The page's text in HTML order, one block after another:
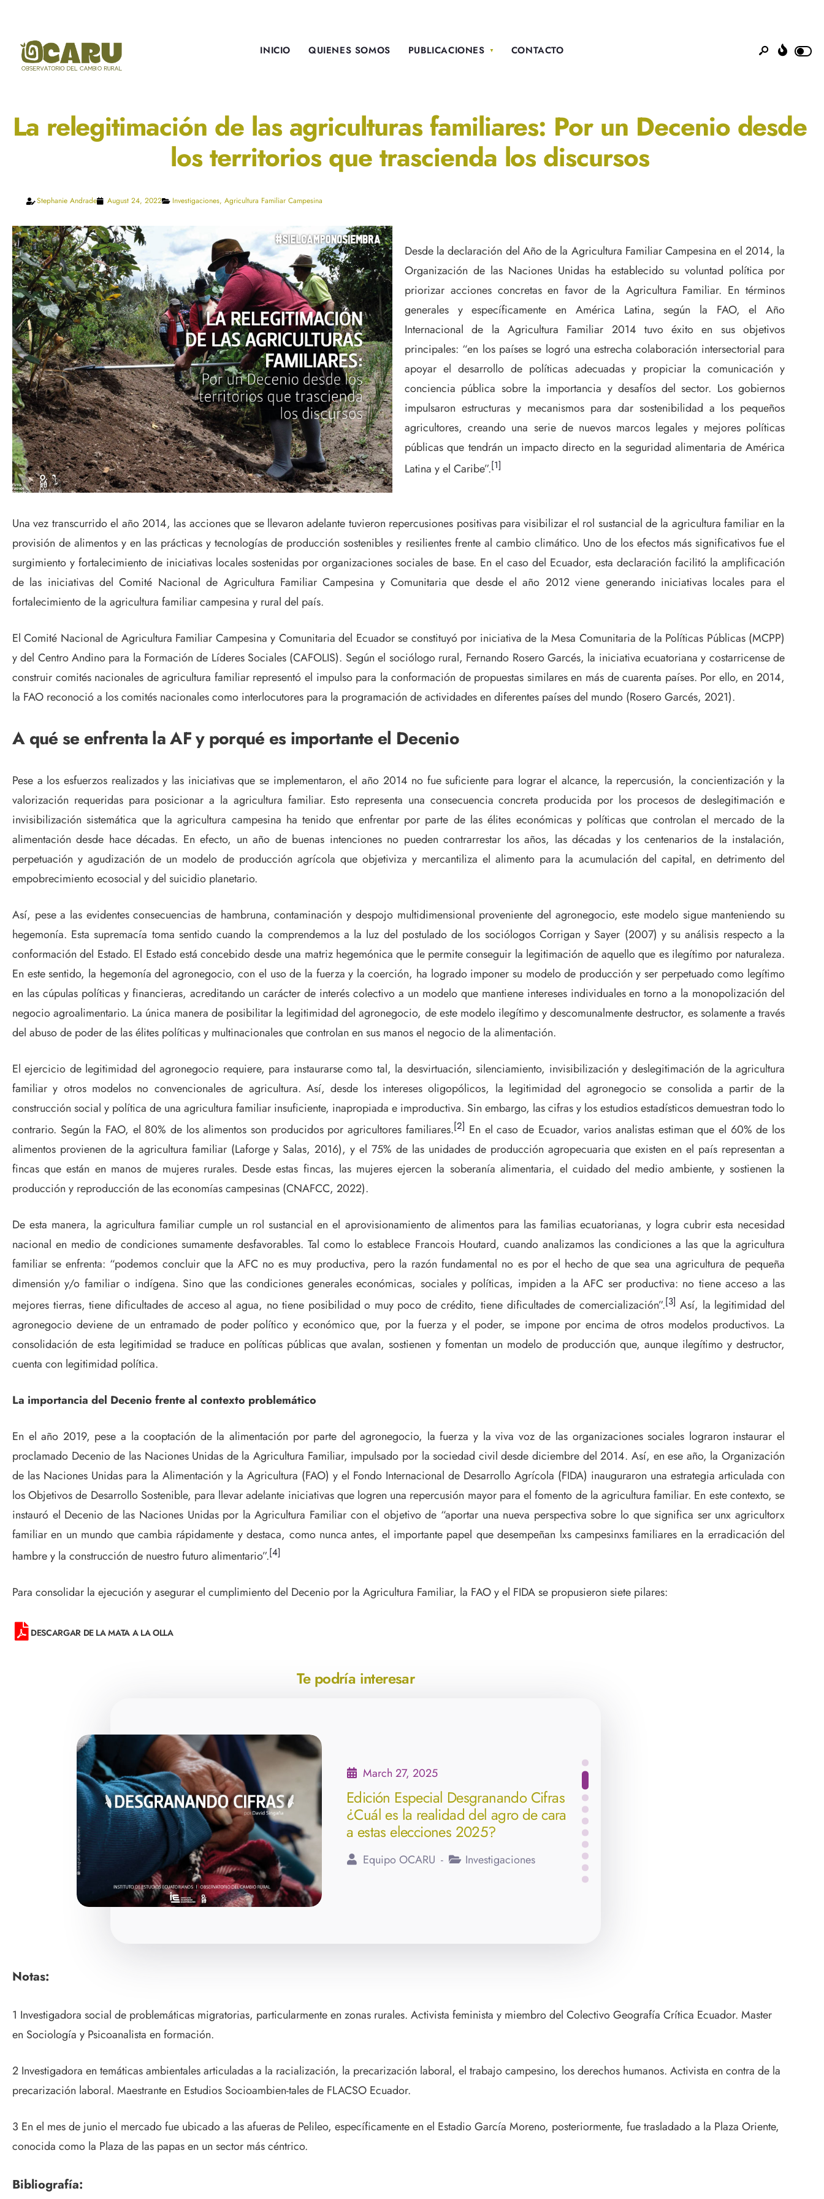
INICIO QUIENES SOMOS PUBLICACIONES CONTACTO
La relegitimación de las agriculturas familiares: Por un Decenio desde
los territorios que trascienda los discursos
Stephanie Andrade August 24, 2022 Investigaciones, Agricultura Familiar Campesina
Desde la declaración del Año de la Agricultura Familiar Campesina en el 2014, la
Organización de las Naciones Unidas ha establecido su voluntad política por
priorizar acciones concretas en favor de la Agricultura Familiar. En términos
generales y específicamente en América Latina, según la FAO, el Año
Internacional de la Agricultura Familiar 2014 tuvo éxito en sus objetivos
principales: “en los países se logró una estrecha colaboración intersectorial para
apoyar el desarrollo de políticas adecuadas y propiciar la comunicación y
conciencia pública sobre la importancia y desafíos del sector. Los gobiernos
impulsaron estructuras y mecanismos para dar sostenibilidad a los pequeños
agricultores, creando una serie de nuevos marcos legales y mejores políticas
públicas que tendrán un impacto directo en la seguridad alimentaria de América
Latina y el Caribe”.[1]
Una vez transcurrido el año 2014, las acciones que se llevaron adelante tuvieron repercusiones positivas para visibilizar el rol sustancial de la agricultura familiar en la
provisión de alimentos y en las prácticas y tecnologías de producción sostenibles y resilientes frente al cambio climático. Uno de los efectos más significativos fue el
surgimiento y fortalecimiento de iniciativas locales sostenidas por organizaciones sociales de base. En el caso del Ecuador, esta declaración facilitó la amplificación
de las iniciativas del Comité Nacional de Agricultura Familiar Campesina y Comunitaria que desde el año 2012 viene generando iniciativas locales para el
fortalecimiento de la agricultura familiar campesina y rural del país.
El Comité Nacional de Agricultura Familiar Campesina y Comunitaria del Ecuador se constituyó por iniciativa de la Mesa Comunitaria de la Políticas Públicas (MCPP)
y del Centro Andino para la Formación de Líderes Sociales (CAFOLIS). Según el sociólogo rural, Fernando Rosero Garcés, la iniciativa ecuatoriana y costarricense de
construir comités nacionales de agricultura familiar representó el impulso para la conformación de propuestas similares en más de cuarenta países. Por ello, en 2014,
la FAO reconoció a los comités nacionales como interlocutores para la programación de actividades en diferentes países del mundo (Rosero Garcés, 2021).
A qué se enfrenta la AF y porqué es importante el Decenio
Pese a los esfuerzos realizados y las iniciativas que se implementaron, el año 2014 no fue suficiente para lograr el alcance, la repercusión, la concientización y la
valorización requeridas para posicionar a la agricultura familiar. Esto representa una consecuencia concreta producida por los procesos de deslegitimación e
invisibilización sistemática que la agricultura campesina ha tenido que enfrentar por parte de las élites económicas y políticas que controlan el mercado de la
alimentación desde hace décadas. En efecto, un año de buenas intenciones no pueden contrarrestar los años, las décadas y los centenarios de la instalación,
perpetuación y agudización de un modelo de producción agrícola que objetiviza y mercantiliza el alimento para la acumulación del capital, en detrimento del
empobrecimiento ecosocial y del suicidio planetario.
Así, pese a las evidentes consecuencias de hambruna, contaminación y despojo multidimensional proveniente del agronegocio, este modelo sigue manteniendo su
hegemonía. Esta supremacía toma sentido cuando la comprendemos a la luz del postulado de los sociólogos Corrigan y Sayer (2007) y su análisis respecto a la
conformación del Estado. El Estado está concebido desde una matriz hegemónica que le permite conseguir la legitimación de aquello que es ilegítimo por naturaleza.
En este sentido, la hegemonía del agronegocio, con el uso de la fuerza y la coerción, ha logrado imponer su modelo de producción y ser perpetuado como legítimo
en las cúpulas políticas y financieras, acreditando un carácter de interés colectivo a un modelo que mantiene intereses individuales en torno a la monopolización del
negocio agroalimentario. La única manera de posibilitar la legitimidad del agronegocio, de este modelo ilegítimo y descomunalmente destructor, es solamente a través
del abuso de poder de las élites políticas y multinacionales que controlan en sus manos el negocio de la alimentación.
El ejercicio de legitimidad del agronegocio requiere, para instaurarse como tal, la desvirtuación, silenciamiento, invisibilización y deslegitimación de la agricultura
familiar y otros modelos no convencionales de agricultura. Así, desde los intereses oligopólicos, la legitimidad del agronegocio se consolida a partir de la
construcción social y política de una agricultura familiar insuficiente, inapropiada e improductiva. Sin embargo, las cifras y los estudios estadísticos demuestran todo lo
contrario. Según la FAO, el 80% de los alimentos son producidos por agricultores familiares.[2] En el caso de Ecuador, varios analistas estiman que el 60% de los
alimentos provienen de la agricultura familiar (Laforge y Salas, 2016), y el 75% de las unidades de producción agropecuaria que existen en el país representan a
fincas que están en manos de mujeres rurales. Desde estas fincas, las mujeres ejercen la soberanía alimentaria, el cuidado del medio ambiente, y sostienen la
producción y reproducción de las economías campesinas (CNAFCC, 2022).
De esta manera, la agricultura familiar cumple un rol sustancial en el aprovisionamiento de alimentos para las familias ecuatorianas, y logra cubrir esta necesidad
nacional en medio de condiciones sumamente desfavorables. Tal como lo establece Francois Houtard, cuando analizamos las condiciones a las que la agricultura
familiar se enfrenta: “podemos concluir que la AFC no es muy productiva, pero la razón fundamental no es por el hecho de que sea una agricultura de pequeña
dimensión y/o familiar o indígena. Sino que las condiciones generales económicas, sociales y políticas, impiden a la AFC ser productiva: no tiene acceso a las
mejores tierras, tiene dificultades de acceso al agua, no tiene posibilidad o muy poco de crédito, tiene dificultades de comercialización”.[3] Así, la legitimidad del
agronegocio deviene de un entramado de poder político y económico que, por la fuerza y el poder, se impone por encima de otros modelos productivos. La
consolidación de esta legitimidad se traduce en políticas públicas que avalan, sostienen y fomentan un modelo de producción que, aunque ilegítimo y destructor,
cuenta con legitimidad política.
La importancia del Decenio frente al contexto problemático
En el año 2019, pese a la cooptación de la alimentación por parte del agronegocio, la fuerza y la viva voz de las organizaciones sociales lograron instaurar el
proclamado Decenio de las Naciones Unidas de la Agricultura Familiar, impulsado por la sociedad civil desde diciembre del 2014. Así, en ese año, la Organización
de las Naciones Unidas para la Alimentación y la Agricultura (FAO) y el Fondo Internacional de Desarrollo Agrícola (FIDA) inauguraron una estrategia articulada con
los Objetivos de Desarrollo Sostenible, para llevar adelante iniciativas que logren una repercusión mayor para el fomento de la agricultura familiar. En este contexto, se
instauró el Decenio de las Naciones Unidas por la Agricultura Familiar con el objetivo de “aportar una nueva perspectiva sobre lo que significa ser unx agricultorx
familiar en un mundo que cambia rápidamente y destaca, como nunca antes, el importante papel que desempeñan lxs campesinxs familiares en la erradicación del
hambre y la construcción de nuestro futuro alimentario”.[4]
Para consolidar la ejecución y asegurar el cumplimiento del Decenio por la Agricultura Familiar, la FAO y el FIDA se propusieron siete pilares:
DESCARGAR DE LA MATA A LA OLLA
Te podría interesar
March 27, 2025
Edición Especial Desgranando Cifras
¿Cuál es la realidad del agro de cara
a estas elecciones 2025?
Equipo OCARU Investigaciones
Notas:
1 Investigadora social de problemáticas migratorias, particularmente en zonas rurales. Activista feminista y miembro del Colectivo Geografía Crítica Ecuador. Master
en Sociología y Psicoanalista en formación.
2 Investigadora en temáticas ambientales articuladas a la racialización, la precarización laboral, el trabajo campesino, los derechos humanos. Activista en contra de la
precarización laboral. Maestrante en Estudios Socioambien-tales de FLACSO Ecuador.
3 En el mes de junio el mercado fue ubicado a las afueras de Pelileo, específicamente en el Estadio García Moreno, posteriormente, fue trasladado a la Plaza Oriente,
conocida como la Plaza de las papas en un sector más céntrico.
Bibliografía: